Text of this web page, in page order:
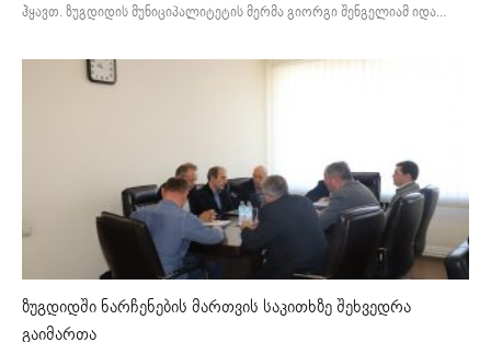
ჰყავთ. ზუგდიდის მუნიციპალიტეტის მერმა გიორგი შენგელიამ იდა...
ზუგდიდში ნარჩენების მართვის საკითხზე შეხვედრა
გაიმართა